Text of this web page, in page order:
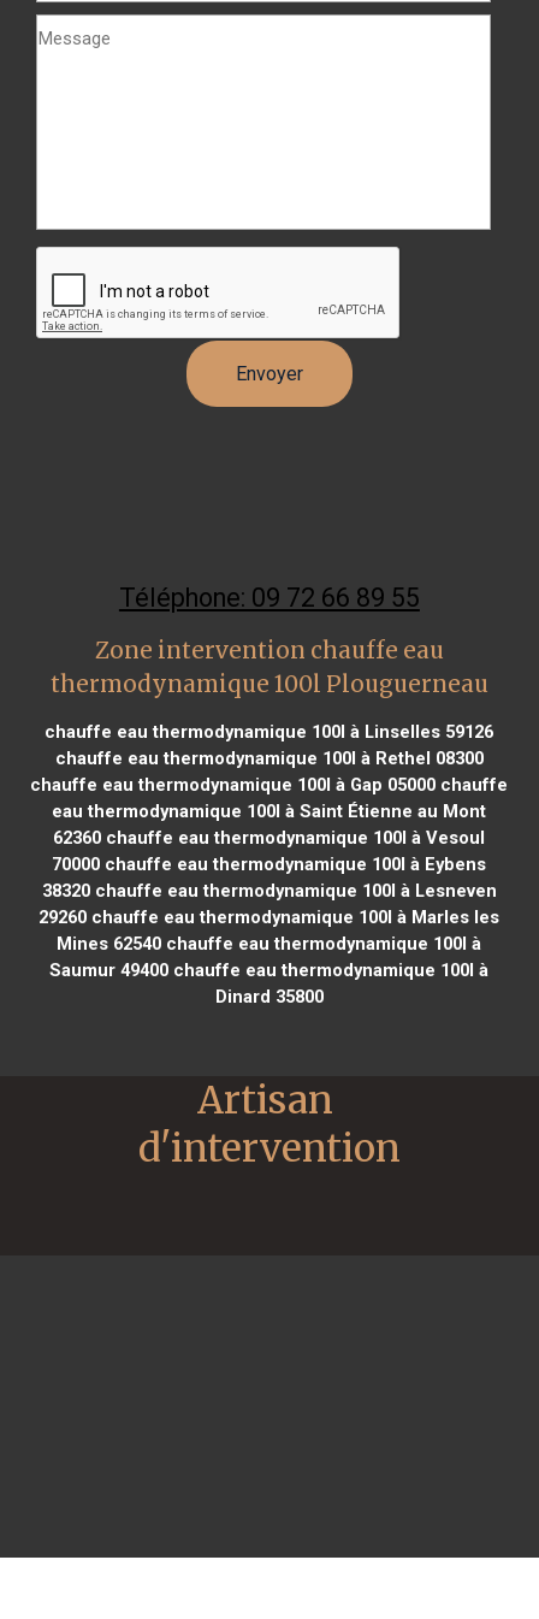
Téléphone: 09 72 66 89 55
Zone intervention chauffe eau
thermodynamique 100l Plouguerneau
chauffe eau thermodynamique 100l à Linselles 59126
chauffe eau thermodynamique 100l à Rethel 08300
chauffe eau thermodynamique 100l à Gap 05000 chauffe
eau thermodynamique 100l à Saint Étienne au Mont
62360 chauffe eau thermodynamique 100l à Vesoul
70000 chauffe eau thermodynamique 100l à Eybens
38320chauffe eau thermodynamique 100l à Lesneven
29260 chauffe eau thermodynamique 100l à Marles les
Mines 62540 chauffe eau thermodynamique 100l à
Saumur 49400 chauffe eau thermodynamique 100l à
Dinard 35800
Artisan
d'intervention